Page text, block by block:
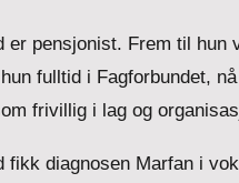
er pensjonist. Frem til hun
fulltid i Fagforbundet,
frivillig i lag og
fikk diagnosen Marfan i